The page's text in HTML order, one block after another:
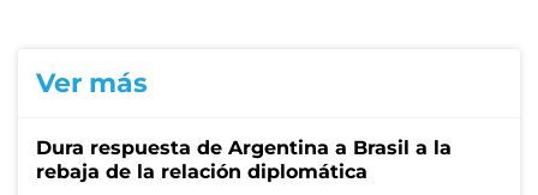
Ver más
Dura respuesta de Argentina a Brasil a la
rebaja de la relación diplomática